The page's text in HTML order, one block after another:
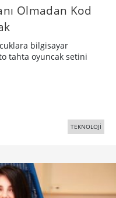
Olmadan Kod
bilgisayar
tahta oyuncak setini
TEKNOLOJİ